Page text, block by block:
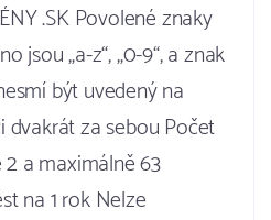
.SK Povolené znaky
jsou „a-z“, „0-9“, a znak
být uvedený na
dvakrát za sebou Počet
a maximálně 63
na 1 rok Nelze